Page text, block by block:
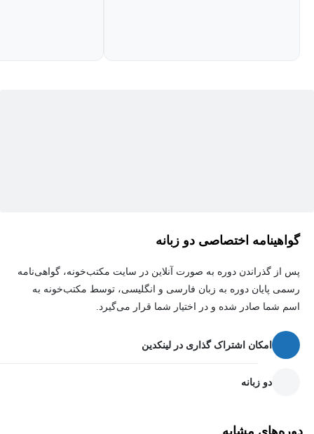
علاوه بر این، به جنبه مهم به حداکثر رساندن درآمد و کاهش هزینه‌ها
پایدار ارائه می‌کنیم.
خواهید کرد و از هوش مصنوعی مولد برای ساده‌سازی عملیات و بهبود
عملکرد کلی استفاده خواهید کرد. ما بررسی می‌کنیم که چگونه با ادغام
هوش مصنوعی در فعالیت‌های روزانه خود، روش‌های نوآورانه‌ای برای
گواهینامه اختصاصی دو زبانه
پس از گذراندن دوره به صورت آنلاین در سایت مکتب‌خونه، گواهی‌نامه
رسمی پایان دوره به زبان فارسی و انگلیسی، توسط مکتب‌خونه به
اسم شما صادر شده و در اختیار شما قرار می‌گیرد.
امکان اشتراک گذاری در لینکدین
دو زبانه